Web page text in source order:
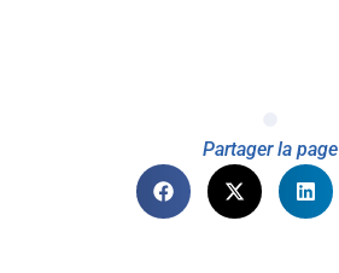
Partager la page